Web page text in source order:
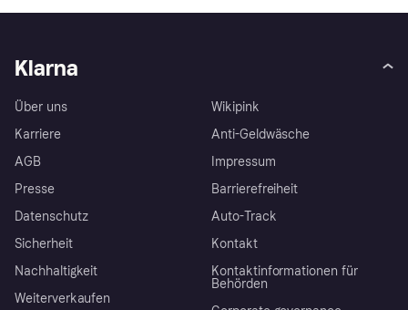
Klarna
Über uns
Karriere
AGB
Presse
Datenschutz
Sicherheit
Nachhaltigkeit
Weiterverkaufen
Wikipink
Anti-Geldwäsche
Impressum
Barrierefreiheit
Auto-Track
Kontakt
Kontaktinformationen für
Behörden